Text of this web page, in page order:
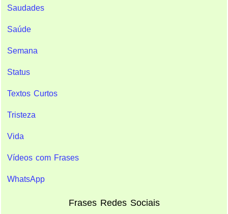
Saudades
Saúde
Semana
Status
Textos Curtos
Tristeza
Vida
Vídeos com Frases
WhatsApp
Frases Redes Sociais